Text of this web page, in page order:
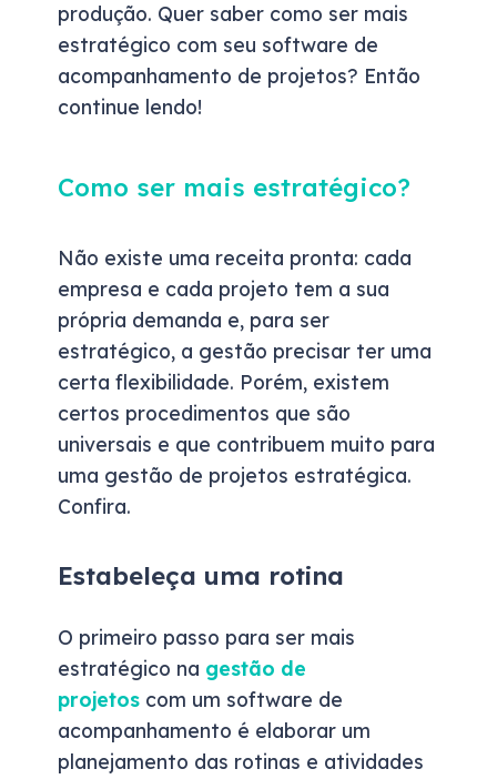
produção. Quer saber como ser mais
estratégico com seu software de
acompanhamento de projetos? Então
continue lendo!
Como ser mais estratégico?
Não existe uma receita pronta: cada
empresa e cada projeto tem a sua
própria demanda e, para ser
estratégico, a gestão precisar ter uma
certa flexibilidade. Porém, existem
certos procedimentos que são
universais e que contribuem muito para
uma gestão de projetos estratégica.
Confira.
Estabeleça uma rotina
O primeiro passo para ser mais
estratégico na gestão de
projetos com um software de
acompanhamento é elaborar um
planejamento das rotinas e atividades